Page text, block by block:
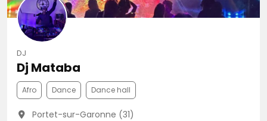
DJ
Dj Mataba
Afro Dance Dance hall
Portet-sur-Garonne (31)